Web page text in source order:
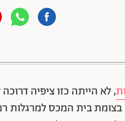
, לא הייתה כזו ציפיה
בית המכס למרגלות